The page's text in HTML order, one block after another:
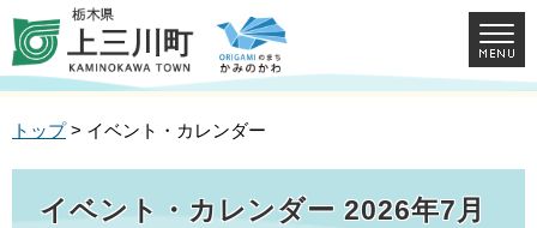
トップ> イベント・カレンダー
イベント・カレンダー 2026年7月